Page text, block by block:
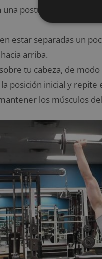
una postura erguida
estar separadas un
arriba.
tu cabeza, de
posición inicial y repite
los músculos